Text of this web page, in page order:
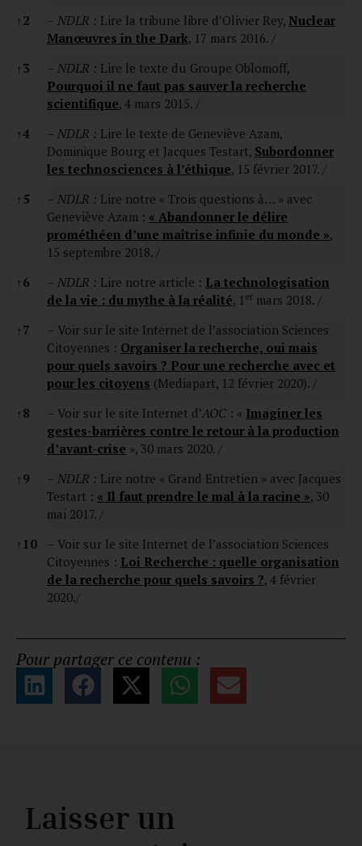
↑ 2 – NDLR : Lire la tribune libre d’Olivier Rey, Nuclear
Manœuvres in the Dark, 17 mars 2016. /
↑ 3 – NDLR : Lire le texte du Groupe Oblomoff,
Pourquoi il ne faut pas sauver la recherche
scientifique, 4 mars 2015. /
↑4 – NDLR : Lire le texte de Geneviève Azam,
Dominique Bourg et Jacques Testart, Subordonner
les technosciences à l’éthique, 15 février 2017. /
↑ 5 – NDLR : Lire notre « Trois questions à… » avec
Geneviève Azam : « Abandonner le délire
prométhéen d’une maîtrise infinie du monde »,
15 septembre 2018. /
↑ 6 – NDLR : Lire notre article : La technologisation
de la vie : du mythe à la réalité, 1 er mars 2018. /
↑ 7
– Voir sur le site Internet de l’association Sciences
Citoyennes : Organiser la recherche, oui mais
pour quels savoirs ? Pour une recherche avec et
pour les citoyens (Mediapart, 12 février 2020). /
↑ 8 – Voir sur le site Internet d’AOC : « Imaginer les
gestes-barrières contre le retour à la production
d’avant-crise », 30 mars 2020. /
↑ 9 – NDLR : Lire notre « Grand Entretien » avec Jacques
Testart : « Il faut prendre le mal à la racine », 30
mai 2017. /
↑ 10
– Voir sur le site Internet de l’association Sciences
Citoyennes : Loi Recherche : quelle organisation
de la recherche pour quels savoirs ?, 4 février
2020./
Pour partager ce contenu :
Laisser un